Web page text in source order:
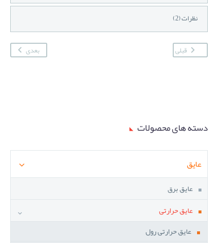
نظرات (2)
قبلی بعدی
دسته های محصولات
عایق
عایق برق
عایق حرارتی
عایق حرارتی رول